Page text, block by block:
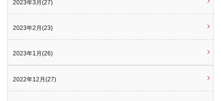
2023年3月(27)
2023年2月(23)
2023年1月(26)
2022年12月(27)